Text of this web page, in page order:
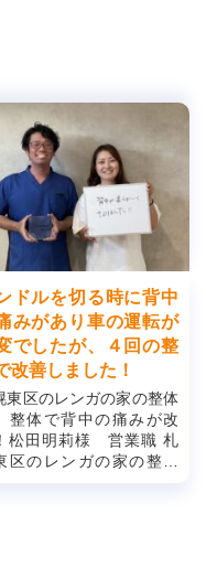
ドルを切る時に背中
みがあり車の運転が
でしたが、４回の整
改善しました！
東区のレンガの家の整体
体で背中の痛みが改
松田明莉様 営業職 札
区のレンガの家の整体